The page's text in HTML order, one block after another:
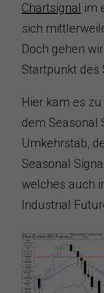
Chartsignal im
sich
Doch gehen
Startpunkt des
Hier kam es
dem Seasonal
Umkehrstab,
Seasonal
welches auch
Industrial